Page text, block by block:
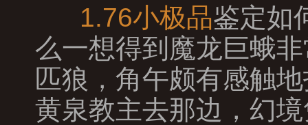
1.76小极品鉴定如
么一想得到魔龙巨蛾
匹狼，角午颇有感触
黄泉教主去那边，幻